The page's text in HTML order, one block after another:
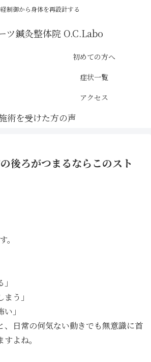
制御から身体を再設計する
初めての方へ
症状一覧
アクセス
後ろがつまるならこのスト
。
う」
」
、日常の何気ない動きでも無意識に首
よね。